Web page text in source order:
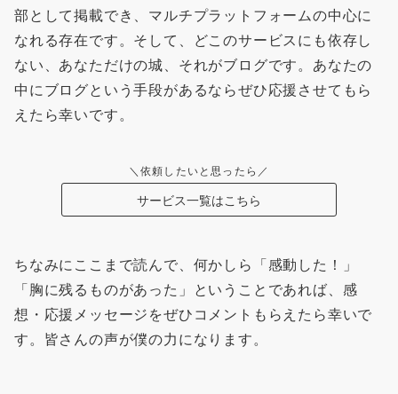
部として掲載でき、マルチプラットフォームの中心に
なれる存在です。そして、どこのサービスにも依存し
ない、あなただけの城、それがブログです。あなたの
中にブログという手段があるならぜひ応援させてもら
えたら幸いです。
＼依頼したいと思ったら／
サービス一覧はこちら
ちなみにここまで読んで、何かしら「感動した！」
「胸に残るものがあった」ということであれば、感
想・応援メッセージをぜひコメントもらえたら幸いで
す。皆さんの声が僕の力になります。